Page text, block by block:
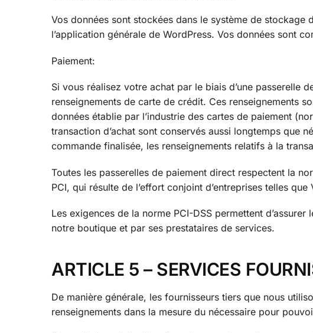
Vos données sont stockées dans le système de stockage
l’application générale de WordPress. Vos données sont
Paiement:
Si vous réalisez votre achat par le biais d’une passerelle
renseignements de carte de crédit. Ces renseignements
données établie par l’industrie des cartes de paiement
transaction d’achat sont conservés aussi longtemps que
commande finalisée, les renseignements relatifs à la
Toutes les passerelles de paiement direct respectent la
PCI, qui résulte de l’effort conjoint d’entreprises telles
Les exigences de la norme PCI-DSS permettent
notre boutique et par ses prestataires de services.
ARTICLE 5 – SERVICES
De manière générale, les fournisseurs tiers que nous
renseignements dans la mesure du nécessaire pour